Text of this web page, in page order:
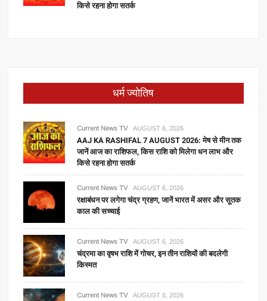
किसे रहना होगा सतर्क
धर्म ज्योतिष
Current News TV AUGUST 6, 2026
AAJ KA RASHIFAL 7 AUGUST 2026: मेष से मीन तक
जानें आज का राशिफल, किस राशि को मिलेगा धन लाभ और
किसे रहना होगा सतर्क
Current News TV AUGUST 6, 2026
रक्षाबंधन पर लगेगा चंद्र ग्रहण, जानें भारत में असर और सूतक
काल की सच्चाई
Current News TV AUGUST 6, 2026
चंद्रमा का वृषभ राशि में गोचर, इन तीन राशियों की बदलेगी
किस्मत
Current News TV AUGUST 6, 2026